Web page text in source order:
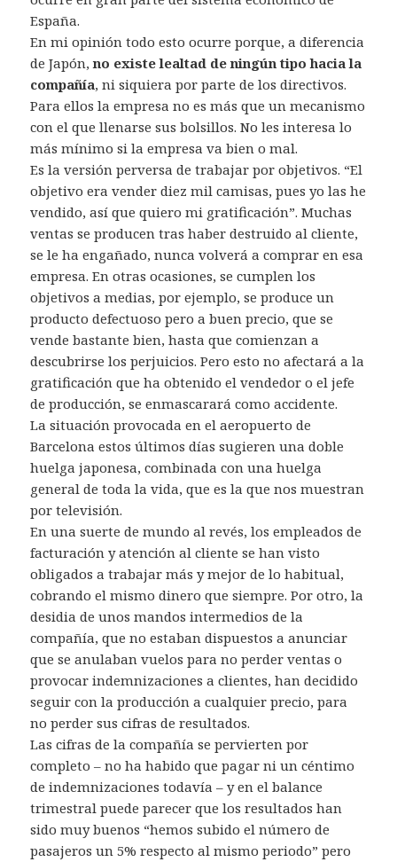
España.
En mi opinión todo esto ocurre porque, a diferencia
de Japón,no existe lealtad de ningún tipo hacia la
compañía, ni siquiera por parte de los directivos.
Para ellos la empresa no es más que un mecanismo
con el que llenarse sus bolsillos. No les interesa lo
más mínimo si la empresa va bien o mal.
Es la versión perversa de trabajar por objetivos. “El
objetivo era vender diez mil camisas, pues yo las he
vendido, así que quiero mi gratificación”. Muchas
ventas se producen tras haber destruido al cliente,
se le ha engañado, nunca volverá a comprar en esa
empresa. En otras ocasiones, se cumplen los
objetivos a medias, por ejemplo, se produce un
producto defectuoso pero a buen precio, que se
vende bastante bien, hasta que comienzan a
descubrirse los perjuicios. Pero esto no afectará a la
gratificación que ha obtenido el vendedor o el jefe
de producción, se enmascarará como accidente.
La situación provocada en el aeropuerto de
Barcelona estos últimos días sugieren una doble
huelga japonesa, combinada con una huelga
general de toda la vida, que es la que nos muestran
por televisión.
En una suerte de mundo al revés, los empleados de
facturación y atención al cliente se han visto
obligados a trabajar más y mejor de lo habitual,
cobrando el mismo dinero que siempre. Por otro, la
desidia de unos mandos intermedios de la
compañía, que no estaban dispuestos a anunciar
que se anulaban vuelos para no perder ventas o
provocar indemnizaciones a clientes, han decidido
seguir con la producción a cualquier precio, para
no perder sus cifras de resultados.
Las cifras de la compañía se pervierten por
completo – no ha habido que pagar ni un céntimo
de indemnizaciones todavía – y en el balance
trimestral puede parecer que los resultados han
sido muy buenos “hemos subido el número de
pasajeros un 5% respecto al mismo periodo” pero